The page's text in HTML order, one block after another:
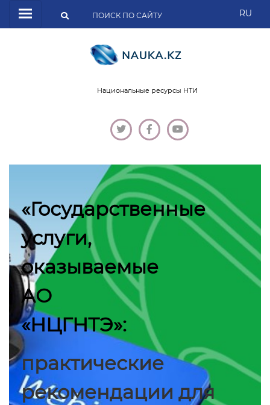
RU
Национальные ресурсы НТИ
«Государственные
услуги,
оказываемые
АО
«НЦГНТЭ»:
практические
рекомендации для